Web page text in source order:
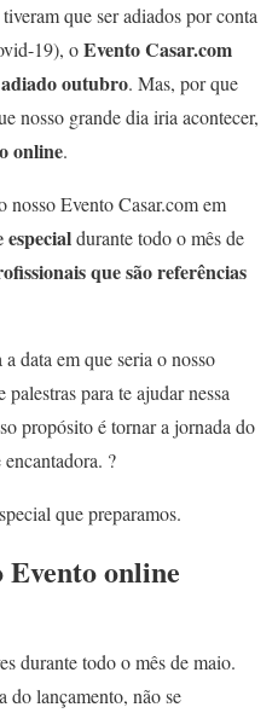
que ser adiados por conta
19), oEvento Casar.com
outubro. Mas, por que
nosso grande dia iria acontecer,
online.
Evento Casar.com em
durante todo o mês de
que são referências
data em que seria o nosso
para te ajudar nessa
propósito é tornar a jornada do
?
que preparamos.
online
durante todo o mês de maio.
do lançamento, não se